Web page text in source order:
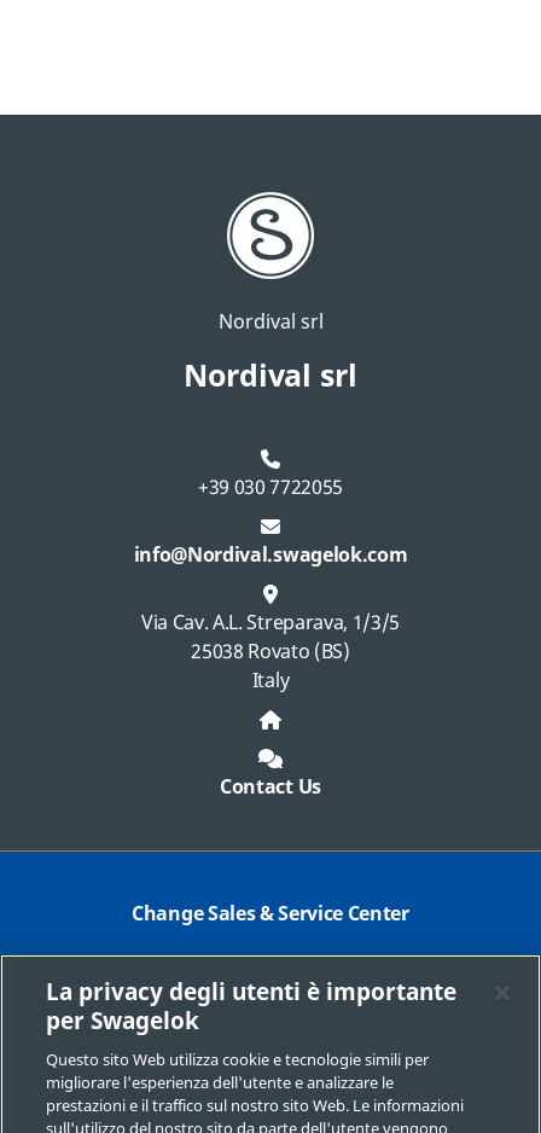
Nordival srl
Nordival srl
+39 030 7722055
info@Nordival.swagelok.com
Via Cav. A.L. Streparava, 1/3/5
25038 Rovato (BS)
Italy
Contact Us
Change Sales & Service Center
Contact Corporate
Safe Product Selection
Legal
Swagelok.com
La privacy degli utenti è importante
per Swagelok
Questo sito Web utilizza cookie e tecnologie simili per
migliorare l'esperienza dell'utente e analizzare le
prestazioni e il traffico sul nostro sito Web. Le informazioni